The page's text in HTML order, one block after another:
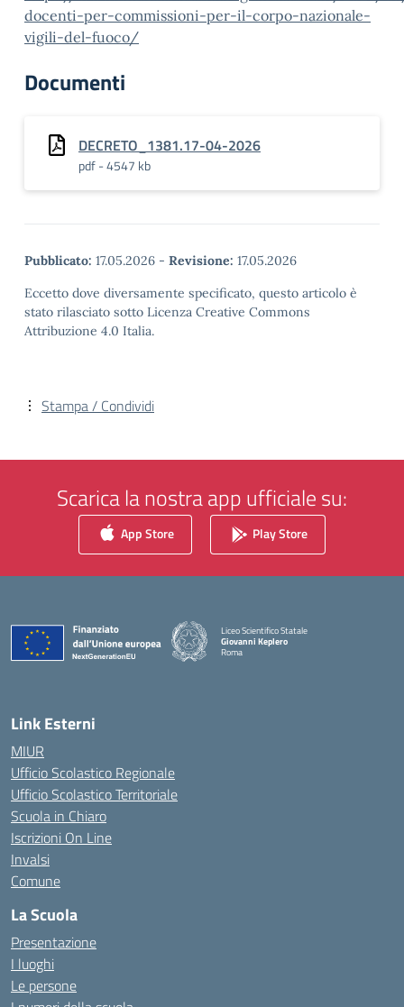
docenti-per-commissioni-per-il-corpo-nazionale-
vigili-del-fuoco/
Documenti
DECRETO_1381.17-04-2026
pdf - 4547 kb
Pubblicato: 17.05.2026 - Revisione: 17.05.2026
Eccetto dove diversamente specificato, questo articolo è
stato rilasciato sotto Licenza Creative Commons
Attribuzione 4.0 Italia.
Stampa / Condividi
Scarica la nostra app ufficiale su:
App Store Play Store
Liceo Scientifico Statale
Giovanni Keplero
Roma
Link Esterni
MIUR
Ufficio Scolastico Regionale
Ufficio Scolastico Territoriale
Scuola in Chiaro
Iscrizioni On Line
Invalsi
Comune
La Scuola
Presentazione
I luoghi
Le persone